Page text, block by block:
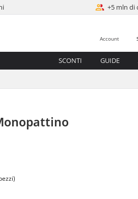
+5 mln di
Account
SCONTI GUIDE